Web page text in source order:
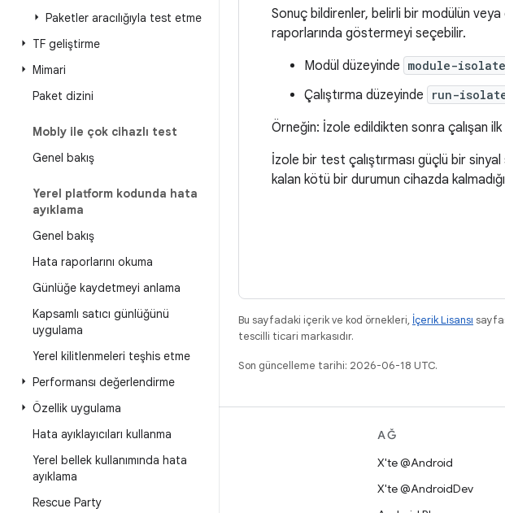
Paketler aracılığıyla test etme
TF geliştirme
Mimari
Paket dizini
Mobly ile çok cihazlı test
Genel bakış
Yerel platform kodunda hata
ayıklama
Genel bakış
Hata raporlarını okuma
Günlüğe kaydetmeyi anlama
Kapsamlı satıcı günlüğünü
uygulama
Yerel kilitlenmeleri teşhis etme
Performansı değerlendirme
Özellik uygulama
Hata ayıklayıcıları kullanma
Yerel bellek kullanımında hata
ayıklama
Rescue Party
Sonuç bildirenler, belirli bir modülün veya
raporlarında göstermeyi seçebilir.
Modül düzeyinde module-
Çalıştırma düzeyinde
run-
Örneğin: İzole edildikten sonra çalışan
İzole bir test çalıştırması güçlü bir
kalan kötü bir durumun cihazda
Bu sayfadaki içerik ve kod örnekleri, İçerik Lisansı
tescilli ticari markasıdır.
Son güncelleme tarihi: 2026-06-18 UTC.
DERLEME
Android kod deposu
AĞ
X'te @Android
X'te @AndroidDev